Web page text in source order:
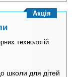
технологій
школи для дітей
Акція